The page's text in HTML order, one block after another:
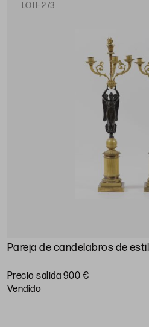
LOTE 273
Pareja de candelabros de
Precio salida 900 €
vendido